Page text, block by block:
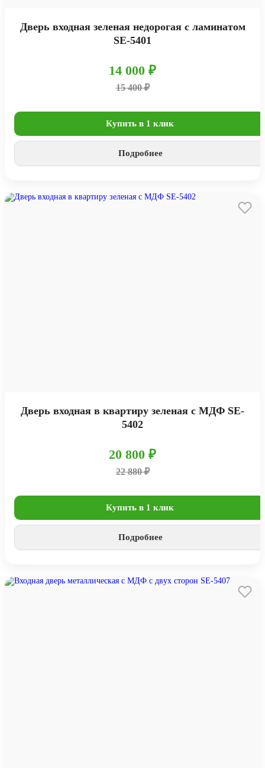
Дверь входная зеленая недорогая с ламинатом
SE-5401
14 000 ₽
15 400 ₽
Купить в 1 клик
Подробнее
Дверь входная в квартиру зеленая с МДФ SE-
5402
20 800 ₽
22 880 ₽
Купить в 1 клик
Подробнее